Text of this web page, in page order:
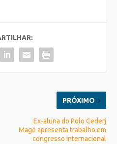
PRÓXIMO
Ex-aluna do Polo Cederj
Magé apresenta trabalho em
congresso internacional